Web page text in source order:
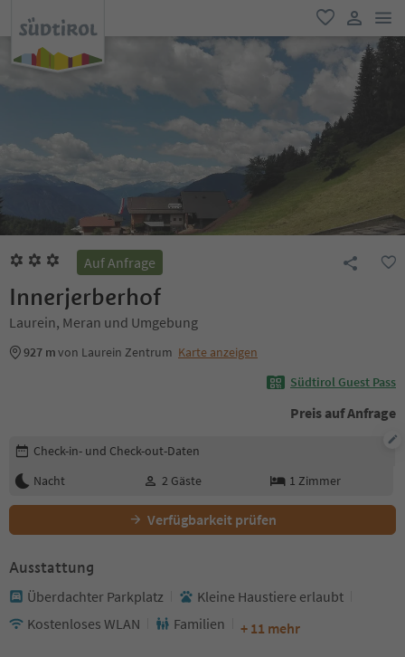
favorit
user link
Auf Anfrage
Innerjerberhof
Laurein, Meran und Umgebung
927 mvon Laurein Zentrum Karte anzeigen
Südtirol Guest Pass
Preis auf Anfrage
Buchungsdetails bearbeiten
Check-in- und Check-out-Daten
Nacht
2 Gäste 1 Zimmer
Verfügbarkeit prüfen
Ausstattung
Überdachter Parkplatz
Kleine Haustiere erlaubt
Kostenloses WLAN
Familien + 11 mehr